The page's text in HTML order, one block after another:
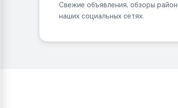
Свежие объявления, обзоры
наших социальных сетях.